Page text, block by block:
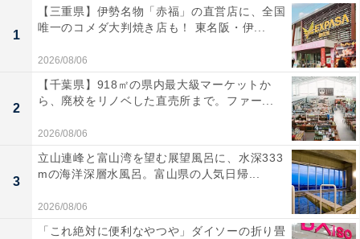
1
【三重県】伊勢名物「赤福」の直営店に、全国
唯一のコメダ大判焼き店も！ 東名阪・伊...
2026/08/06
2
【千葉県】918㎡の県内最大級マーケットか
ら、廃校をリノベした直売所まで。ファー...
2026/08/06
3
立山連峰と富山湾を望む展望風呂に、水深333
mの海洋深層水風呂。富山県の人気日帰...
2026/08/06
「これ絶対に便利なやつや」ダイソーの折り畳